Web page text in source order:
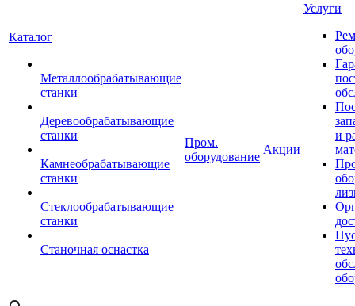
Каталог
Металлообрабатывающие
станки
Деревообрабатывающие
станки
Камнеобрабатывающие
станки
Стеклообрабатывающие
станки
Станочная оснастка
Пром.
оборудование
Акции
Услуги
и